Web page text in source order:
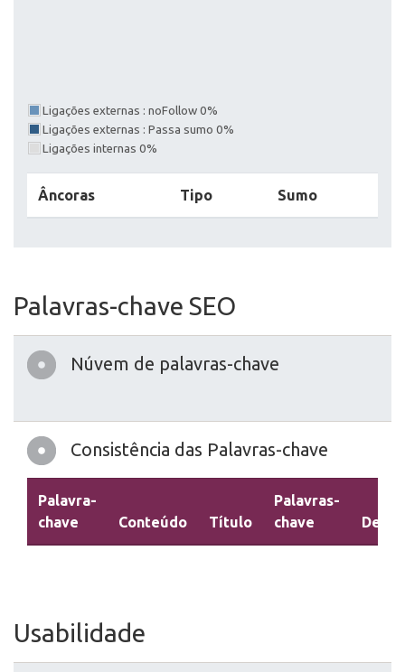
Ligações externas : noFollow 0%
Ligações externas : Passa sumo 0%
Ligações internas 0%
Âncoras Tipo Sumo
Palavras-chave SEO
Núvem de palavras-chave
Consistência das Palavras-chave
Palavra-
chave
Conteúdo Título
Palavras-
chave
Usabilidade